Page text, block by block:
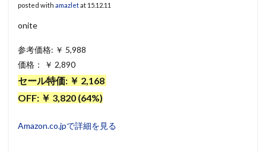
posted with amazletat 15.12.11
onite
参考価格: ￥ 5,988
価格： ￥ 2,890
セール特価: ￥ 2,168
OFF: ￥ 3,820 (64%)
Amazon.co.jpで詳細を見る